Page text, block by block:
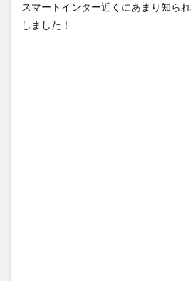
スマートインター近くにあまり知ら
しました！